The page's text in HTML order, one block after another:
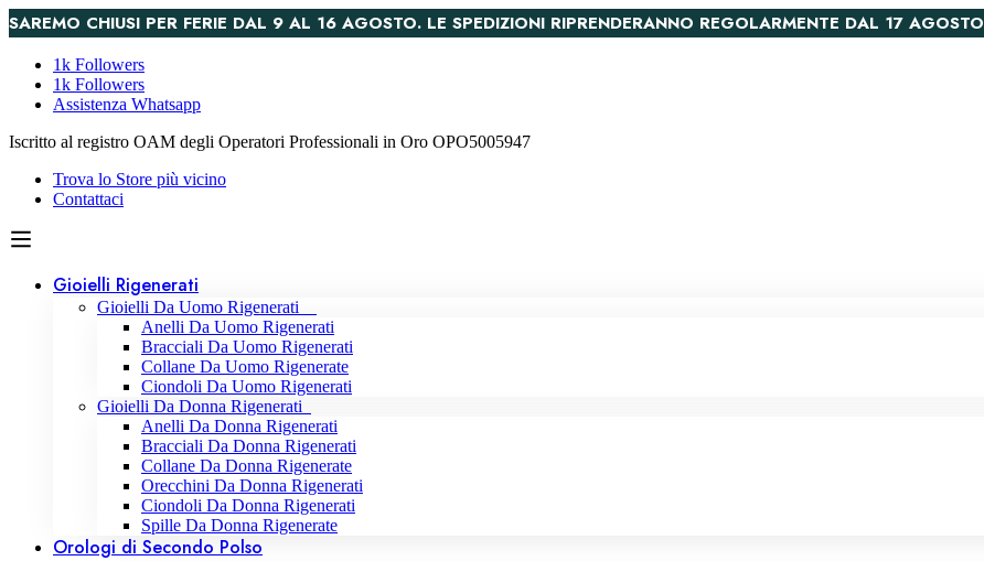
SAREMO CHIUSI PER FERIE DAL 9 AL 16 AGOSTO. LE SPEDIZIONI RIPRENDERANNO REGOLARMENTE DAL 17 AGOSTO
1k Followers
1k Followers
Assistenza Whatsapp
Iscritto al registro OAM degli Operatori Professionali in Oro OPO5005947
Trova lo Store più vicino
Contattaci
Gioielli Rigenerati
Gioielli Da Uomo Rigenerati
Anelli Da Uomo Rigenerati
Bracciali Da Uomo Rigenerati
Collane Da Uomo Rigenerate
Ciondoli Da Uomo Rigenerati
Gioielli Da Donna Rigenerati
Anelli Da Donna Rigenerati
Bracciali Da Donna Rigenerati
Collane Da Donna Rigenerate
Orecchini Da Donna Rigenerati
Ciondoli Da Donna Rigenerati
Spille Da Donna Rigenerate
Orologi di Secondo Polso